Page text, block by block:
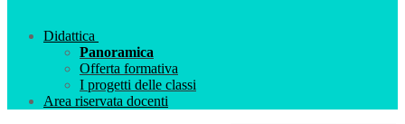
Didattica
Panoramica
Offerta formativa
I progetti delle classi
Area riservata docenti